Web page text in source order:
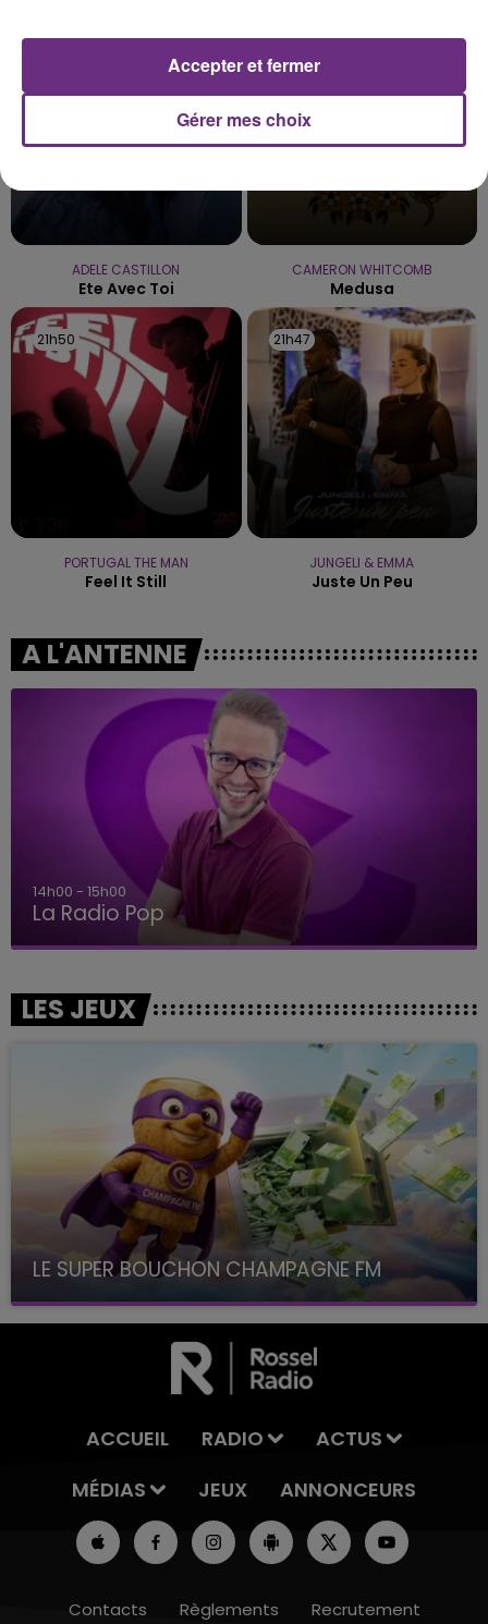
ADELE CASTILLON
Ete Avec Toi
CAMERON WHITCOMB
Medusa
21h50
21h50
PORTUGAL THE MAN
Feel It Still
21h47
21h47
JUNGELI & EMMA
Juste Un Peu
A L'ANTENNE
14h00 - 15h00
La Radio Pop
LES JEUX
LE SUPER BOUCHON CHAMPAGNE FM
avec La Famille Champagne FM, à 8H10
ACCUEIL RADIO
ACTUS
MÉDIAS
JEUX ANNONCEURS
Contacts Règlements Recrutement
Gérer mes choix
Accepter et fermer